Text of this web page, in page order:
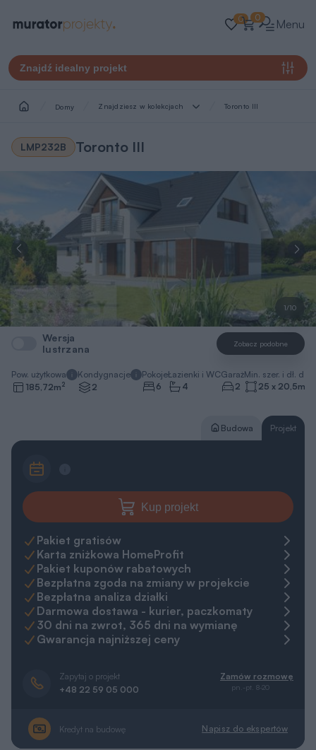
0 0 Menu
Znajdź idealny projekt
Domy Znajdziesz w kolekcjach Toronto III
LMP232B Toronto III
1/10
Wersja
lustrzana
Zobacz podobne
Pow. użytkowa
185,72m2
Kondygnacje
2
Pokoje
6
Łazienki i WC
4
Garaż
2
Min. szer. i dł.
25 x 20,5m
Budowa Projekt
Kup projekt
Pakiet gratisów
Karta zniżkowa HomeProfit
Pakiet kuponów rabatowych
Bezpłatna zgoda na zmiany w projekcie
Bezpłatna analiza działki
Darmowa dostawa - kurier, paczkomaty
30 dni na zwrot, 365 dni na wymianę
Gwarancja najniższej ceny
Zapytaj o projekt
+48 22 59 05 000
Zamów rozmowę
pn.-pt. 8-20
Kredyt na budowę Napisz do ekspertów